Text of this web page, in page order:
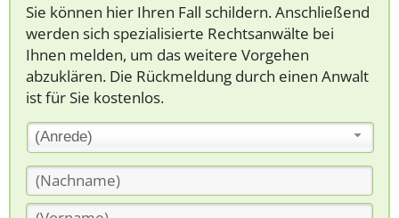
Sie können hier Ihren Fall schildern. Anschließend
werden sich spezialisierte Rechtsanwälte bei
Ihnen melden, um das weitere Vorgehen
abzuklären. Die Rückmeldung durch einen Anwalt
ist für Sie kostenlos.
(Anrede)